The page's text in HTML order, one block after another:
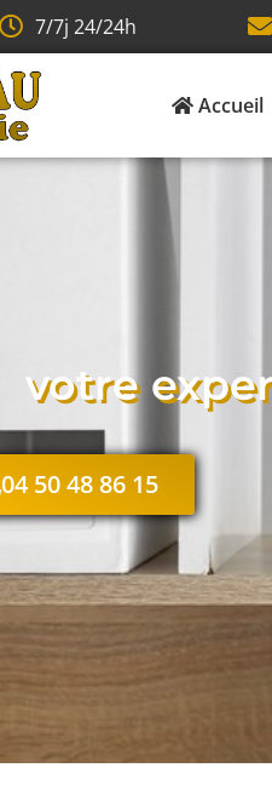
7/7j 24/24h
Accueil
votre
04 50 48 86 15